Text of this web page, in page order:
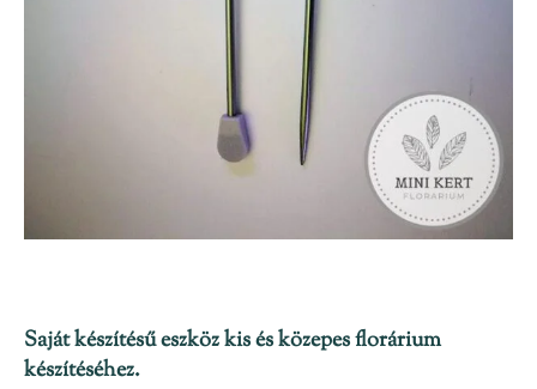
Saját készítésű eszköz kis és közepes florárium
készítéséhez.